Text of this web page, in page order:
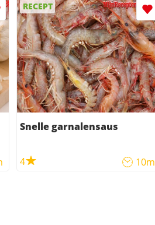
RECEPT
Snelle garnalensaus
4 10m